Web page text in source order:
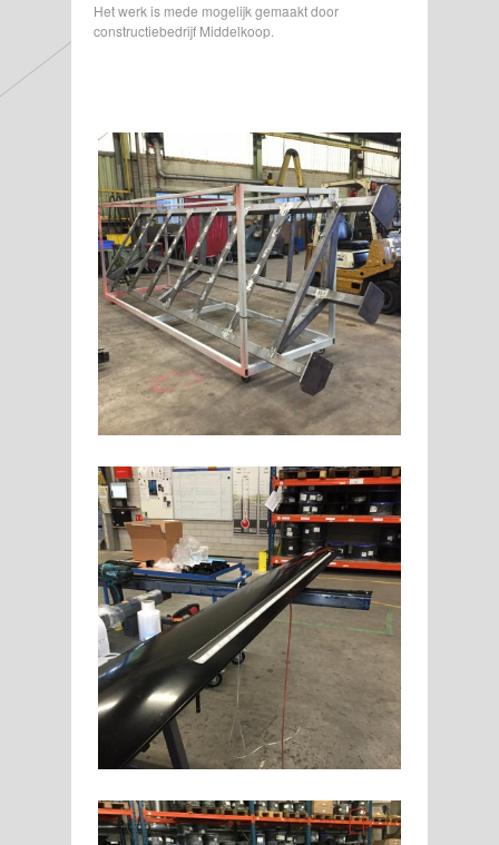
Het werk is mede mogelijk gemaakt door
constructiebedrijf Middelkoop.